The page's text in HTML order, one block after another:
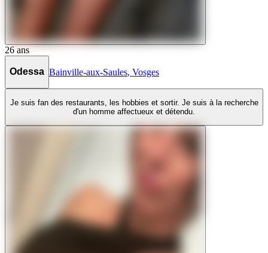
26 ans
Odessa Bainville-aux-Saules Vosges
Je suis fan des restaurants, les hobbies et sortir. Je suis à la recherche
d'un homme affectueux et détendu.